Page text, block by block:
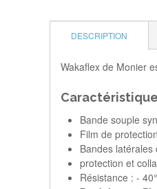
DESCRIPTION
Wakaflex de Monier
Bande souple
Film de
Bandes latérales
protection et
Résistance : -